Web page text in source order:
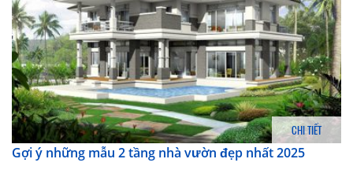
CHI TIẾT
Gợi ý những mẫu 2 tầng nhà vườn đẹp nhất 2025